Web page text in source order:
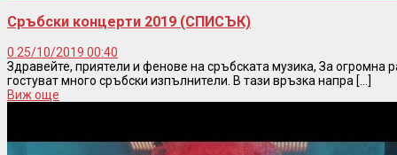
Сръбски концерти 2019 (СПИСЪК)
0 25/10/2019 00:40
Здравейте, приятели и фенове на сръбската музика, За огромна
гостуват много сръбски изпълнители. В тази връзка напра [...]
Виж още